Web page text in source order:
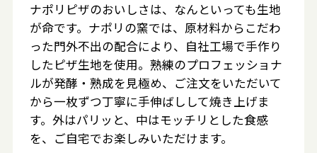
ナポリピザのおいしさは、なんといっても生地
が命です。ナポリの窯では、原材料からこだわ
った門外不出の配合により、自社工場で手作り
したピザ生地を使用。熟練のプロフェッショナ
ルが発酵・熟成を見極め、ご注文をいただいて
から一枚ずつ丁寧に手伸ばしして焼き上げま
す。外はパリッと、中はモッチリとした食感
を、ご自宅でお楽しみいただけます。